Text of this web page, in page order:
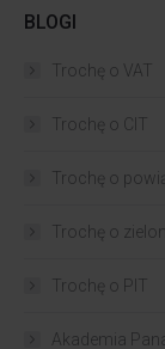
BLOGI
Trochę o VAT
Trochę o CIT
Trochę o
Trochę o
Trochę o PIT
Akademia